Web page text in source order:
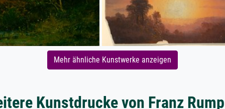
Mehr ähnliche Kunstwerke anzeigen
Kunstdrucke von Franz